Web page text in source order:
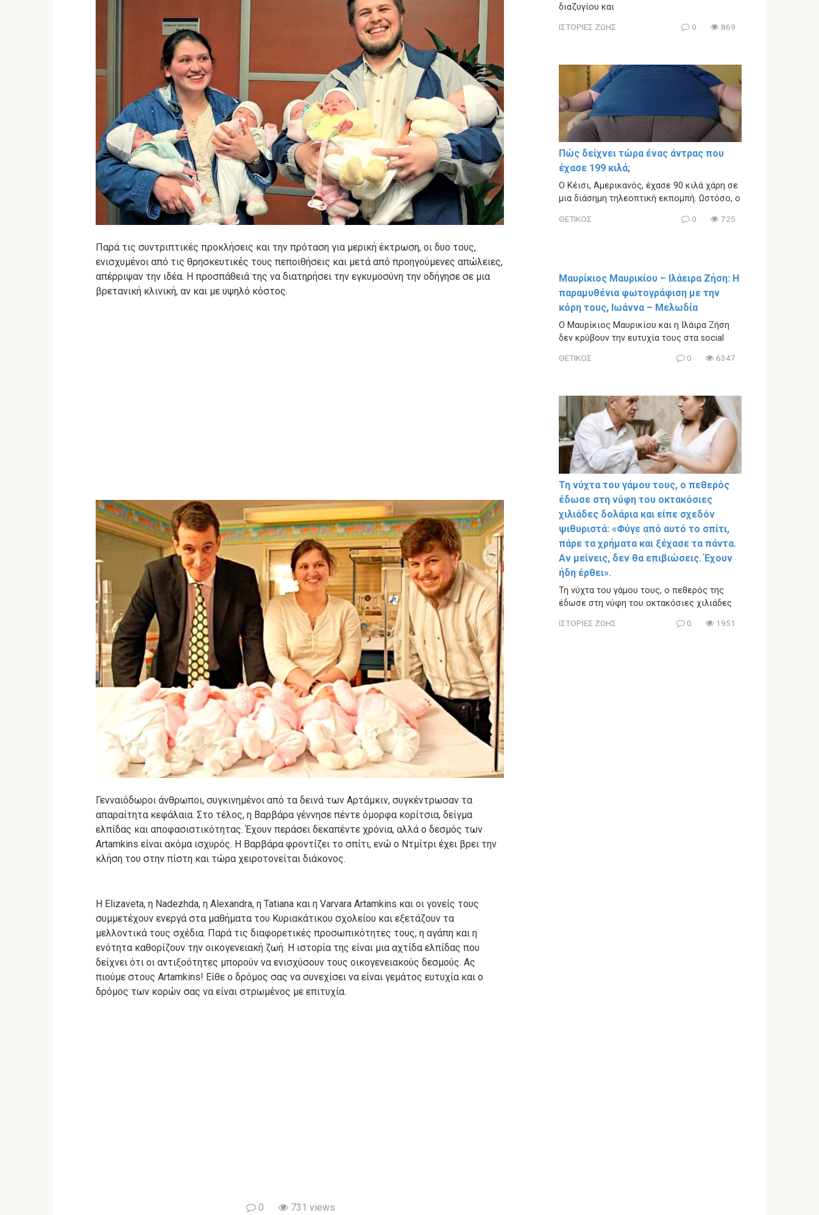
Παρά τις συντριπτικές προκλήσεις και την πρόταση για μερική έκτρωση, οι δυο τους,
ενισχυμένοι από τις θρησκευτικές τους πεποιθήσεις και μετά από προηγούμενες απώλειες,
απέρριψαν την ιδέα. Η προσπάθειά της να διατηρήσει την εγκυμοσύνη την οδήγησε σε μια
βρετανική κλινική, αν και με υψηλό κόστος.
Γενναιόδωροι άνθρωποι, συγκινημένοι από τα δεινά των Αρτάμκιν, συγκέντρωσαν τα
απαραίτητα κεφάλαια. Στο τέλος, η Βαρβάρα γέννησε πέντε όμορφα κορίτσια, δείγμα
ελπίδας και αποφασιστικότητας.Έχουν περάσει δεκαπέντε χρόνια, αλλά ο δεσμός των
Artamkins είναι ακόμα ισχυρός. Η Βαρβάρα φροντίζει το σπίτι, ενώ ο Ντμίτρι έχει βρει την
κλήση του στην πίστη και τώρα χειροτονείται διάκονος.
Η Elizaveta, η Nadezhda, η Alexandra, η Tatiana και η Varvara Artamkins και οι γονείς τους
συμμετέχουν ενεργά στα μαθήματα του Κυριακάτικου σχολείου και εξετάζουν τα
μελλοντικά τους σχέδια. Παρά τις διαφορετικές προσωπικότητες τους, η αγάπη και η
ενότητα καθορίζουν την οικογενειακή ζωή. Η ιστορία της είναι μια αχτίδα ελπίδας που
δείχνει ότι οι αντιξοότητες μπορούν να ενισχύσουν τους οικογενειακούς δεσμούς. Ας
πιούμε στους Artamkins! Είθε ο δρόμος σας να συνεχίσει να είναι γεμάτος ευτυχία και ο
δρόμος των κορών σας να είναι στρωμένος με επιτυχία.
0 731 views
διαζυγίου και
ΙΣΤΟΡΙΕΣ ΖΩΗΣ 0 869
Πώς δείχνει τώρα ένας άντρας που
έχασε 199 κιλά;
Ο Κέισι, Αμερικανός, έχασε 90 κιλά χάρη σε
μια διάσημη τηλεοπτική εκπομπή. Ωστόσο, ο
ΘΕΤΙΚΟΣ 0 725
Μαυρίκιος Μαυρικίου – Ιλάειρα Ζήση: Η
παραμυθένια φωτογράφιση με την
κόρη τους, Ιωάννα – Μελωδία
Ο Μαυρίκιος Μαυρικίου και η Ιλάιρα Ζήση
δεν κρύβουν την ευτυχία τους στα social
ΘΕΤΙΚΟΣ 0 6347
Τη νύχτα του γάμου τους, ο πεθερός
έδωσε στη νύφη του οκτακόσιες
χιλιάδες δολάρια και είπε σχεδόν
ψιθυριστά: «Φύγε από αυτό το σπίτι,
πάρε τα χρήματα και ξέχασε τα πάντα.
Αν μείνεις, δεν θα επιβιώσεις. Έχουν
ήδη έρθει».
Τη νύχτα του γάμου τους, ο πεθερός της
έδωσε στη νύφη του οκτακόσιες χιλιάδες
ΙΣΤΟΡΙΕΣ ΖΩΗΣ 0 1951